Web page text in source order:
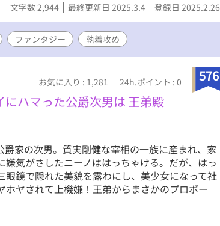
文字数 2,944 最終更新日 2025.3.4 登録日 2025.2.26
ファンタジー 執着攻め
576
お気に入り : 1,281 24h.ポイント : 0
にハマった公爵次男は 王弟殿
家の次男。質実剛健な宰相の一族に産まれ、家
気がさしたニーノははっちゃける。だが、はっ
眼鏡で隠れた美貌を露わにし、美少女になって社
ホヤされて上機嫌！王弟からまさかのプロポー